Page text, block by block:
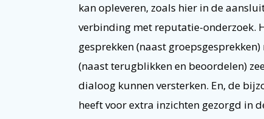
kan opleveren, zoals hier in de
verbinding met reputatie-onderzoek.
gesprekken (naast
(naast terugblikken en beoordelen)
dialoog kunnen versterken. En, de
heeft voor extra inzichten gezorgd in